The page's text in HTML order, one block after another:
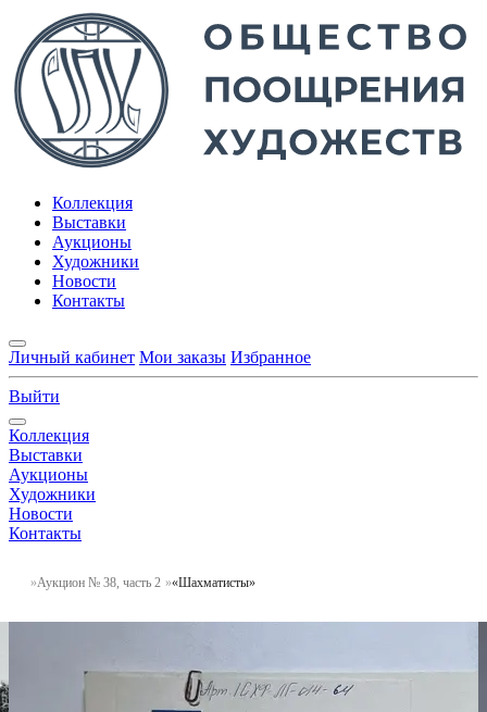
Коллекция
Выставки
Аукционы
Художники
Новости
Контакты
Личный кабинет Мои заказы Избранное
Выйти
Коллекция
Выставки
Аукционы
Художники
Новости
Контакты
Аукцион № 38, часть 2 «Шахматисты»